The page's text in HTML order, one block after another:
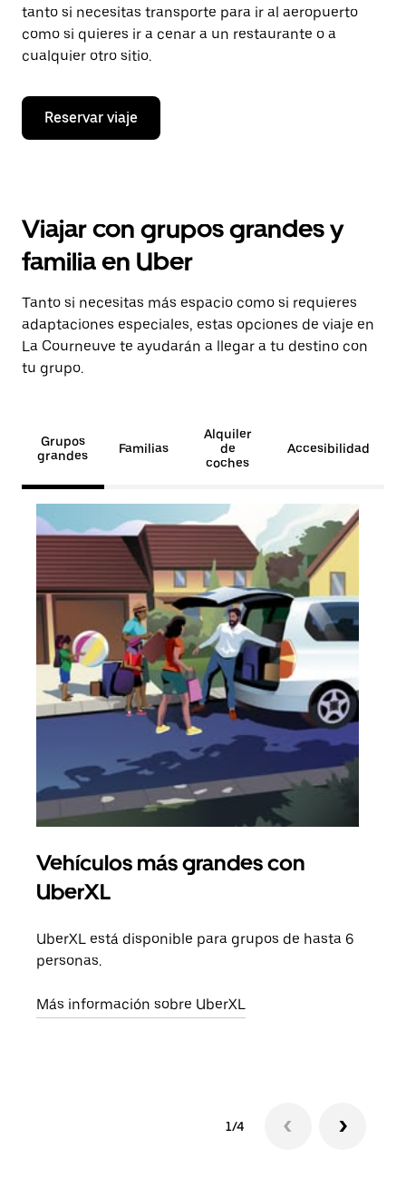
tanto si necesitas transporte para ir al aeropuerto
como si quieres ir a cenar a un restaurante o a
cualquier otro sitio.
Reservar viaje
Viajar con grupos grandes y
familia en Uber
Tanto si necesitas más espacio como si requieres
adaptaciones especiales, estas opciones de viaje en
La Courneuve te ayudarán a llegar a tu destino con
tu grupo.
Grupos
grandes
Familias
Alquiler
de
coches
Accesibilidad
Vehículos más grandes con
UberXL
UberXL está disponible para grupos de hasta 6
personas.
Más información sobre UberXL
1/4